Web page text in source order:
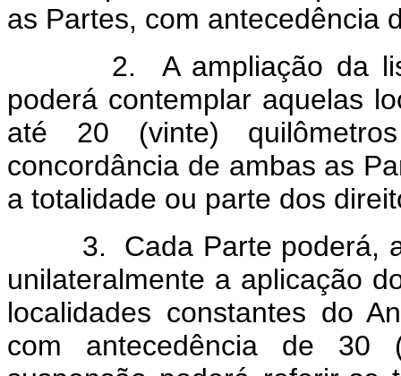
as Partes, com antecedência
2. A ampliação da lista
poderá contemplar aquelas
até 20 (vinte)
concordância de ambas as
a totalidade ou parte dos
3. Cada Parte poderá, a
unilateralmente a aplicação
localidades constantes do
com antecedência de 30